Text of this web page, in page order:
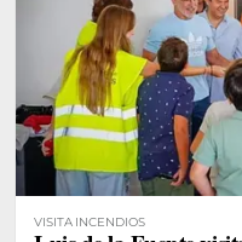
VISITA INCENDIOS